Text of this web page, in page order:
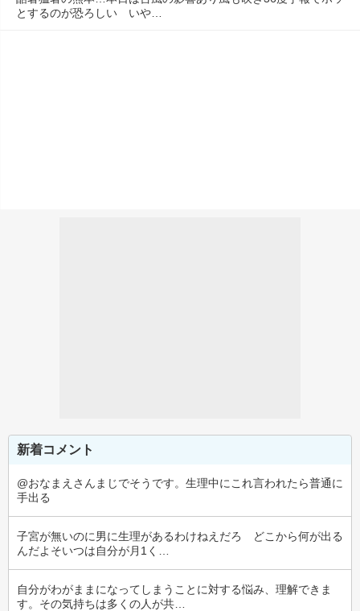
とするのが恐ろしい　いや…
新着コメント
@おなまえさんまじでそうです。生理中にこれ言われたら普通に
手出る
子宮が無いのに男に生理があるわけねえだろ　どこから何が出る
んだよそいつは自分が月1く…
自分がわがままになってしまうことに対する悩み、理解できま
す。その気持ちは多くの人が共…